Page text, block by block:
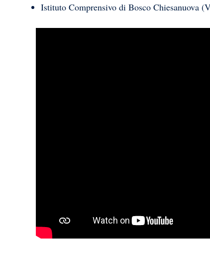
Istituto Comprensivo di Bosco Chiesanuova